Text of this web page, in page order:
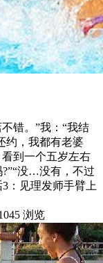
错。”我：“我结
约，我都有老婆
到一个五岁左右
没…没有，不过
：见理发师手臂上
浏览